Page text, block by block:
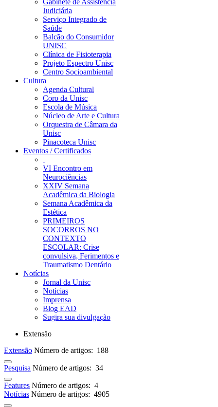
Gabinete de Assistência
Judiciária
Serviço Integrado de
Saúde
Balcão do Consumidor
UNISC
Clínica de Fisioterapia
Projeto Espectro Unisc
Centro Socioambiental
Cultura
Agenda Cultural
Coro da Unisc
Escola de Música
Núcleo de Arte e Cultura
Orquestra de Câmara da
Unisc
Pinacoteca Unisc
Eventos / Certificados
VI Encontro em
Neurociências
XXIV Semana
Acadêmica da Biologia
Semana Acadêmica da
Estética
PRIMEIROS
SOCORROS NO
CONTEXTO
ESCOLAR: Crise
convulsiva, Ferimentos e
Traumatismo Dentário
Notícias
Jornal da Unisc
Notícias
Imprensa
Blog EAD
Sugira sua divulgação
Extensão
Extensão Número de artigos: 188
Pesquisa Número de artigos: 34
Features Número de artigos: 4
Notícias Número de artigos: 4905